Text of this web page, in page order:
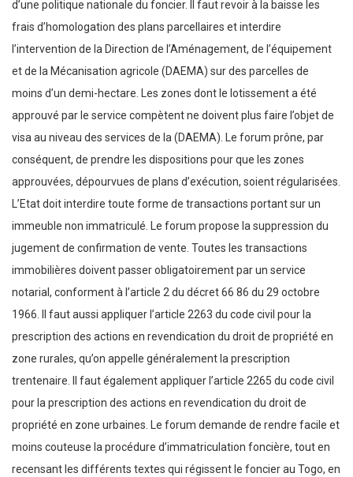
d’une politique nationale du foncier. Il faut revoir à la baisse les
frais d’homologation des plans parcellaires et interdire
l’intervention de la Direction de l’Aménagement, de l’équipement
et de la Mécanisation agricole (DAEMA) sur des parcelles de
moins d’un demi-hectare. Les zones dont le lotissement a été
approuvé par le service compètent ne doivent plus faire l’objet de
visa au niveau des services de la (DAEMA). Le forum prône, par
conséquent, de prendre les dispositions pour que les zones
approuvées, dépourvues de plans d’exécution, soient régularisées.
L’Etat doit interdire toute forme de transactions portant sur un
immeuble non immatriculé. Le forum propose la suppression du
jugement de confirmation de vente. Toutes les transactions
immobilières doivent passer obligatoirement par un service
notarial, conforment à l’article 2 du décret 66 86 du 29 octobre
1966. Il faut aussi appliquer l’article 2263 du code civil pour la
prescription des actions en revendication du droit de propriété en
zone rurales, qu’on appelle généralement la prescription
trentenaire. Il faut également appliquer l’article 2265 du code civil
pour la prescription des actions en revendication du droit de
propriété en zone urbaines. Le forum demande de rendre facile et
moins couteuse la procédure d’immatriculation foncière, tout en
recensant les différents textes qui régissent le foncier au Togo, en